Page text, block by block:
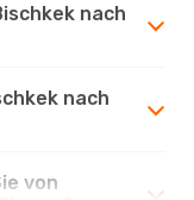
nach
nach
von